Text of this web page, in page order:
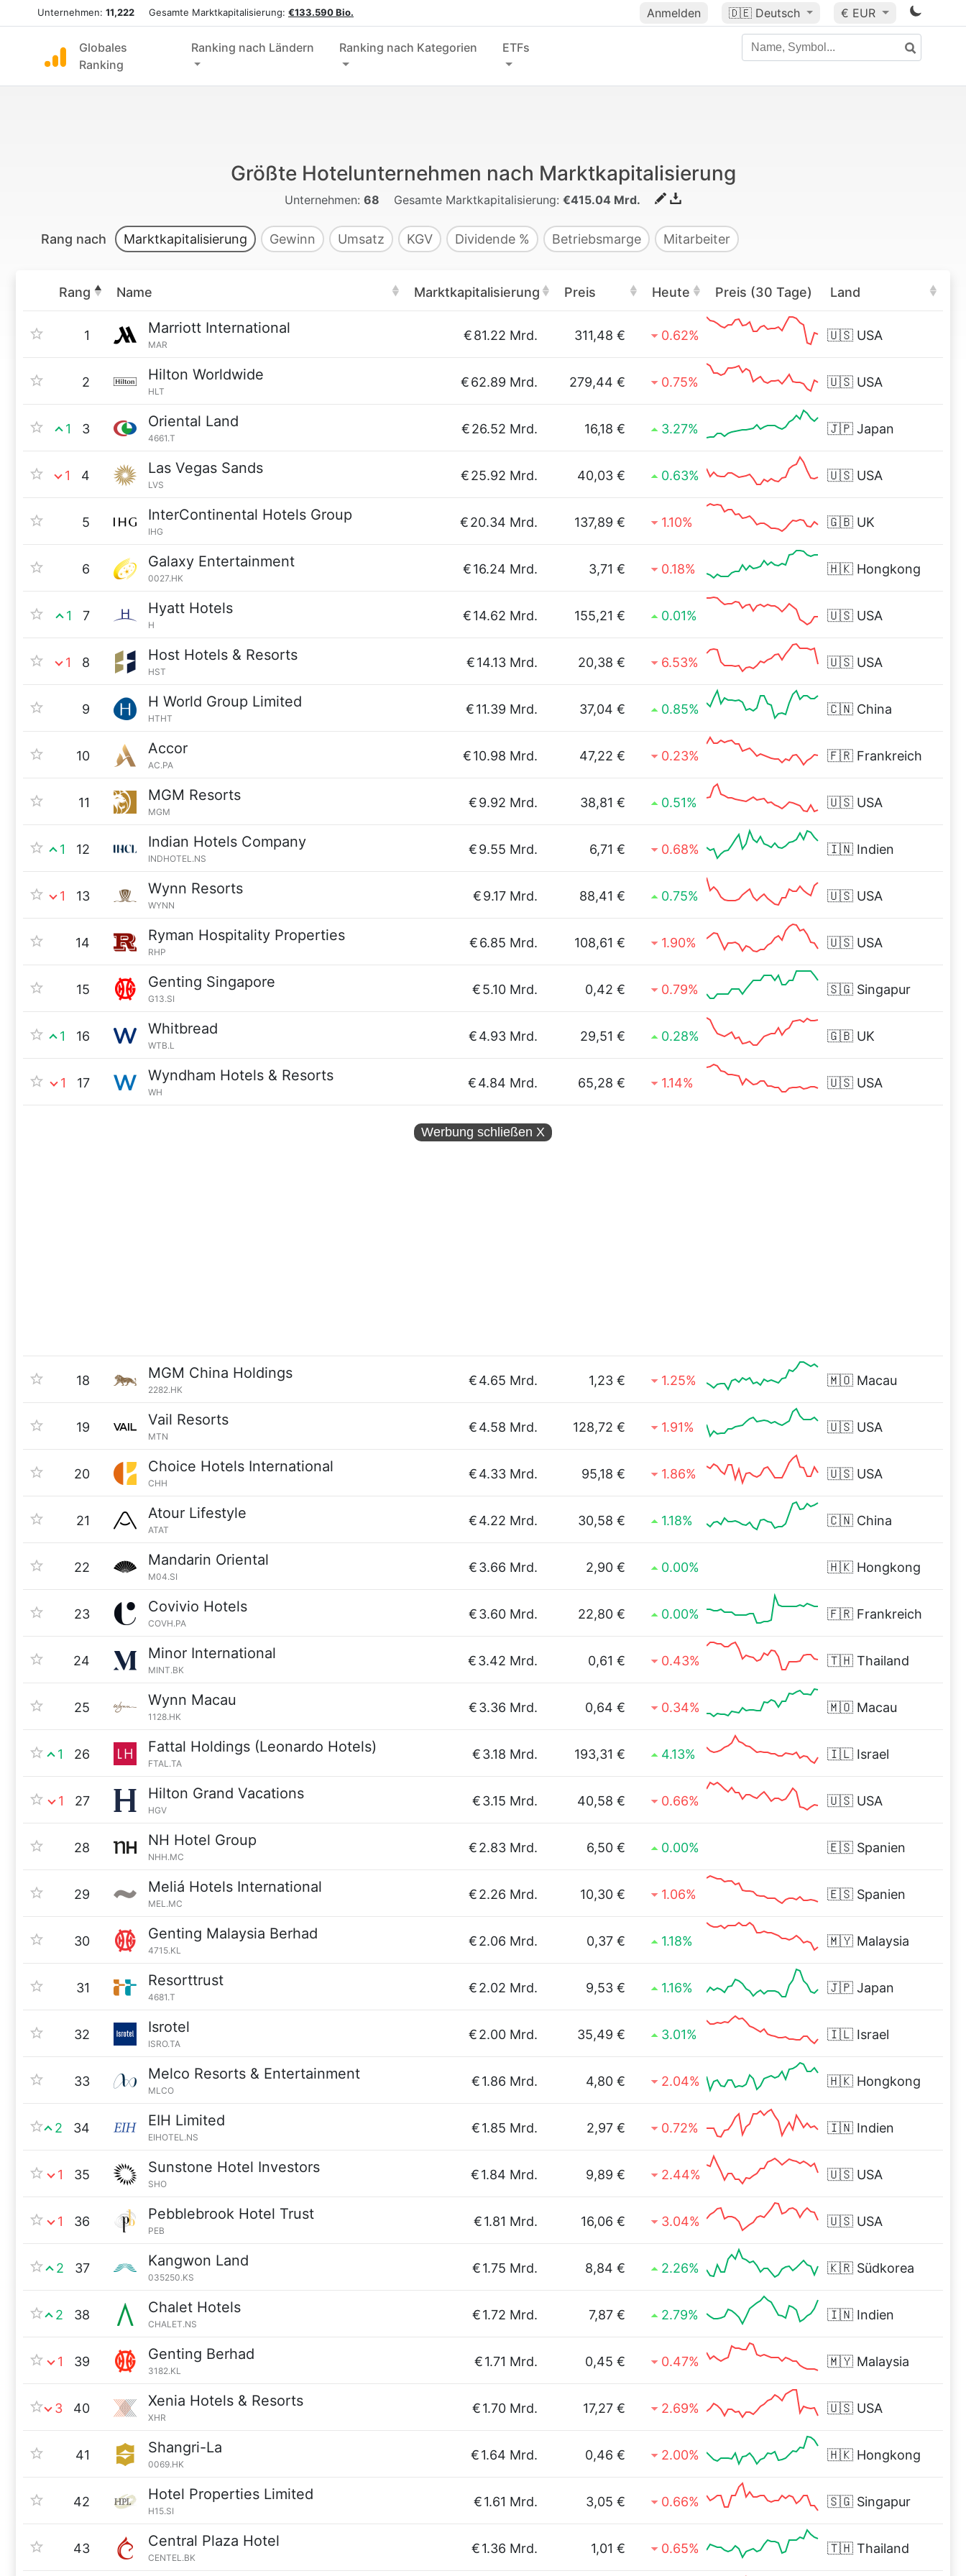
Unternehmen: 11,222 Gesamte Marktkapitalisierung: €133.590 Bio. Anmelden 🇩🇪 Deutsch € EUR
Globales
Ranking
Ranking nach Ländern Ranking nach Kategorien ETFs
Größte Hotelunternehmen nach Marktkapitalisierung
Unternehmen: 68 Gesamte Marktkapitalisierung: €415.04 Mrd.
Rang nach Marktkapitalisierung Gewinn Umsatz KGV Dividende % Betriebsmarge Mitarbeiter
Rang Name Marktkapitalisierung Preis Heute Preis (30 Tage) Land
1 Marriott International
MAR
€81.22 Mrd. 311,48 € 0.62% 🇺🇸 USA
2 Hilton Worldwide
HLT
€62.89 Mrd. 279,44 € 0.75% 🇺🇸 USA
1 3 Oriental Land
4661.T
€26.52 Mrd. 16,18 € 3.27% 🇯🇵 Japan
1 4 Las Vegas Sands
LVS
€25.92 Mrd. 40,03 € 0.63% 🇺🇸 USA
5 InterContinental Hotels Group
IHG
€20.34 Mrd. 137,89 € 1.10% 🇬🇧 UK
6 Galaxy Entertainment
0027.HK
€16.24 Mrd. 3,71 € 0.18% 🇭🇰 Hongkong
1 7 Hyatt Hotels
H
€14.62 Mrd. 155,21 € 0.01% 🇺🇸 USA
1 8 Host Hotels & Resorts
HST
€14.13 Mrd. 20,38 € 6.53% 🇺🇸 USA
9 H World Group Limited
HTHT
€11.39 Mrd. 37,04 € 0.85% 🇨🇳 China
10 Accor
AC.PA
€10.98 Mrd. 47,22 € 0.23% 🇫🇷 Frankreich
11 MGM Resorts
MGM
€9.92 Mrd. 38,81 € 0.51% 🇺🇸 USA
1 12 Indian Hotels Company
INDHOTEL.NS
€9.55 Mrd. 6,71 € 0.68% 🇮🇳 Indien
1 13 Wynn Resorts
WYNN
€9.17 Mrd. 88,41 € 0.75% 🇺🇸 USA
14 Ryman Hospitality Properties
RHP
€6.85 Mrd. 108,61 € 1.90% 🇺🇸 USA
15 Genting Singapore
G13.SI
€5.10 Mrd. 0,42 € 0.79% 🇸🇬 Singapur
1 16 Whitbread
WTB.L
€4.93 Mrd. 29,51 € 0.28% 🇬🇧 UK
1 17 Wyndham Hotels & Resorts
WH
€4.84 Mrd. 65,28 € 1.14% 🇺🇸 USA
Werbung schließen X
18 MGM China Holdings
2282.HK
€4.65 Mrd. 1,23 € 1.25% 🇲🇴 Macau
19 Vail Resorts
MTN
€4.58 Mrd. 128,72 € 1.91% 🇺🇸 USA
20 Choice Hotels International
CHH
€4.33 Mrd. 95,18 € 1.86% 🇺🇸 USA
21 Atour Lifestyle
ATAT
€4.22 Mrd. 30,58 € 1.18% 🇨🇳 China
22 Mandarin Oriental
M04.SI
€3.66 Mrd. 2,90 € 0.00% 🇭🇰 Hongkong
23 Covivio Hotels
COVH.PA
€3.60 Mrd. 22,80 € 0.00% 🇫🇷 Frankreich
24 Minor International
MINT.BK
€3.42 Mrd. 0,61 € 0.43% 🇹🇭 Thailand
25 Wynn Macau
1128.HK
€3.36 Mrd. 0,64 € 0.34% 🇲🇴 Macau
1 26 Fattal Holdings (Leonardo Hotels)
FTAL.TA
€3.18 Mrd. 193,31 € 4.13% 🇮🇱 Israel
1 27 Hilton Grand Vacations
HGV
€3.15 Mrd. 40,58 € 0.66% 🇺🇸 USA
28 NH Hotel Group
NHH.MC
€2.83 Mrd. 6,50 € 0.00% 🇪🇸 Spanien
29 Meliá Hotels International
MEL.MC
€2.26 Mrd. 10,30 € 1.06% 🇪🇸 Spanien
30 Genting Malaysia Berhad
4715.KL
€2.06 Mrd. 0,37 € 1.18% 🇲🇾 Malaysia
31 Resorttrust
4681.T
€2.02 Mrd. 9,53 € 1.16% 🇯🇵 Japan
32 Isrotel
ISRO.TA
€2.00 Mrd. 35,49 € 3.01% 🇮🇱 Israel
33 Melco Resorts & Entertainment
MLCO
€1.86 Mrd. 4,80 € 2.04% 🇭🇰 Hongkong
2 34 EIH Limited
EIHOTEL.NS
€1.85 Mrd. 2,97 € 0.72% 🇮🇳 Indien
1 35 Sunstone Hotel Investors
SHO
€1.84 Mrd. 9,89 € 2.44% 🇺🇸 USA
1 36 Pebblebrook Hotel Trust
PEB
€1.81 Mrd. 16,06 € 3.04% 🇺🇸 USA
2 37 Kangwon Land
035250.KS
€1.75 Mrd. 8,84 € 2.26% 🇰🇷 Südkorea
2 38 Chalet Hotels
CHALET.NS
€1.72 Mrd. 7,87 € 2.79% 🇮🇳 Indien
1 39 Genting Berhad
3182.KL
€1.71 Mrd. 0,45 € 0.47% 🇲🇾 Malaysia
3 40 Xenia Hotels & Resorts
XHR
€1.70 Mrd. 17,27 € 2.69% 🇺🇸 USA
41 Shangri-La
0069.HK
€1.64 Mrd. 0,46 € 2.00% 🇭🇰 Hongkong
42 Hotel Properties Limited
H15.SI
€1.61 Mrd. 3,05 € 0.66% 🇸🇬 Singapur
43 Central Plaza Hotel
CENTEL.BK
€1.36 Mrd. 1,01 € 0.65% 🇹🇭 Thailand